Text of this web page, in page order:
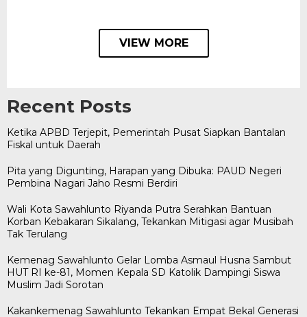
VIEW MORE
Recent Posts
Ketika APBD Terjepit, Pemerintah Pusat Siapkan Bantalan
Fiskal untuk Daerah
Pita yang Digunting, Harapan yang Dibuka: PAUD Negeri
Pembina Nagari Jaho Resmi Berdiri
Wali Kota Sawahlunto Riyanda Putra Serahkan Bantuan
Korban Kebakaran Sikalang, Tekankan Mitigasi agar Musibah
Tak Terulang
Kemenag Sawahlunto Gelar Lomba Asmaul Husna Sambut
HUT RI ke-81, Momen Kepala SD Katolik Dampingi Siswa
Muslim Jadi Sorotan
Kakankemenag Sawahlunto Tekankan Empat Bekal Generasi